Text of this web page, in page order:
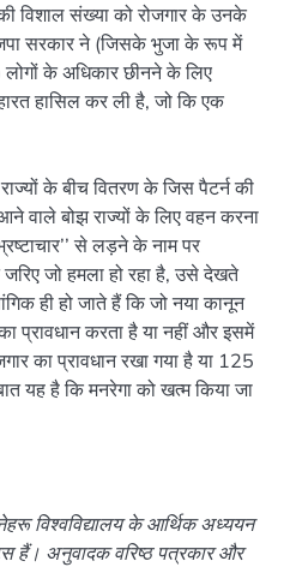
विशाल संख्या को रोजगार के उनके
सरकार ने (जिसके भुजा के रूप में
के अधिकार छीनने के लिए
हासिल कर ली है, जो कि एक
के बीच वितरण के जिस पैटर्न की
वाले बोझ राज्यों के लिए वहन करना
से लड़ने के नाम पर
जरिए जो हमला हो रहा है, उसे देखते
ही हो जाते हैं कि जो नया कानून
प्रावधान करता है या नहीं और इसमें
का प्रावधान रखा गया है या 125
यह है कि मनरेगा को खत्म किया जा
विश्वविद्यालय के आर्थिक अध्ययन
हैं। अनुवादक वरिष्ठ पत्रकार और